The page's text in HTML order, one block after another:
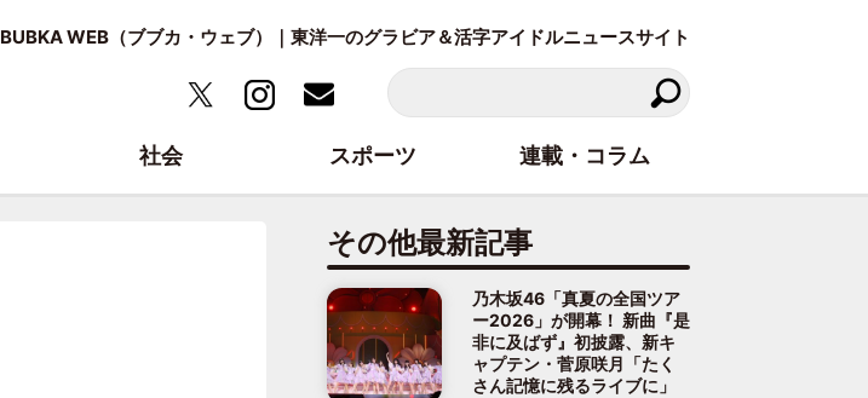
BUBKA WEB（ブブカ・ウェブ）｜東洋一のグラビア＆活字アイドルニュースサイト
その他最新記事
乃木坂46「真夏の全国ツア
ー2026」が開幕！ 新曲『是
非に及ばず』初披露、新キ
ャプテン・菅原咲月「たく
さん記憶に残るライブに」
社会 スポーツ 連載・コラム